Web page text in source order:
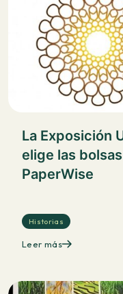
La Exposición
elige las
PaperWise
Historias
Leer más